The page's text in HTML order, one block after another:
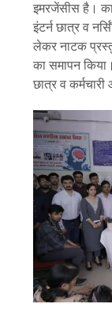
इमरजेंसीस है।
इंटर्न छात्र व
लेकर नाटक
का समापन
छात्र व